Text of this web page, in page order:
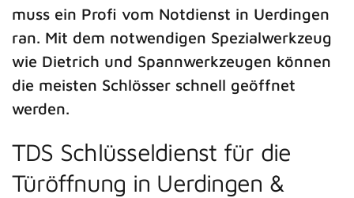
muss ein Profi vom Notdienst in Uerdingen
ran. Mit dem notwendigen Spezialwerkzeug
wie Dietrich und Spannwerkzeugen können
die meisten Schlösser schnell geöffnet
werden.
TDS Schlüsseldienst für die
Türöffnung in Uerdingen &